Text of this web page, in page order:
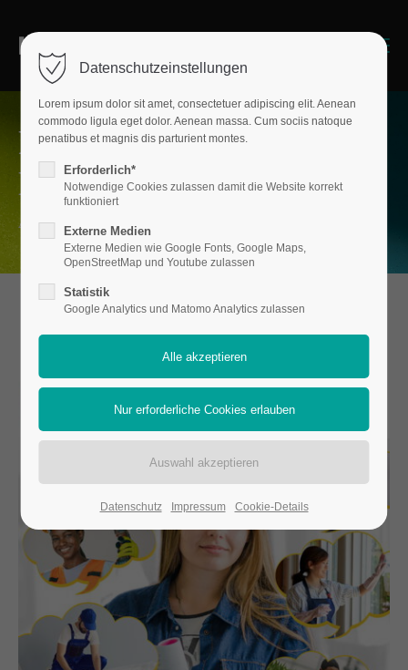
Praxisorientiere
Berufsreife
AN DER IGS ERWIN FISCHER
Datenschutzeinstellungen
Lorem ipsum dolor sit amet, consectetuer adipiscing elit. Aenean
commodo ligula eget dolor. Aenean massa. Cum sociis natoque
penatibus et magnis dis parturient montes.
Erforderlich*
Notwendige Cookies zulassen damit die Website korrekt
funktioniert
Externe Medien
Externe Medien wie Google Fonts, Google Maps,
OpenStreetMap und Youtube zulassen
Statistik
Google Analytics und Matomo Analytics zulassen
Datenschutz Impressum Cookie-Details